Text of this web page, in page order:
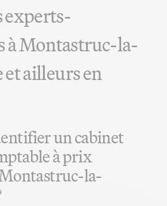
experts-
à Montastruc-la-
ailleurs en
un cabinet
à prix
la-